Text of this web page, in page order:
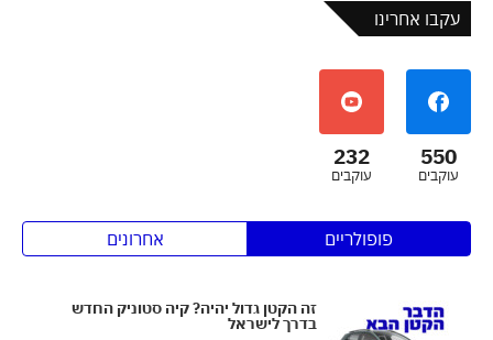
עקבו אחרינו
550
עוקבים
232
עוקבים
פופולריים אחרונים
זה הקטן גדול יהיה? קיה סטוניק החדש
בדרך לישראל